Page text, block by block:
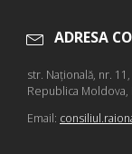
ADRESA
str. Naţională, nr.
Republica Moldova,
Email: